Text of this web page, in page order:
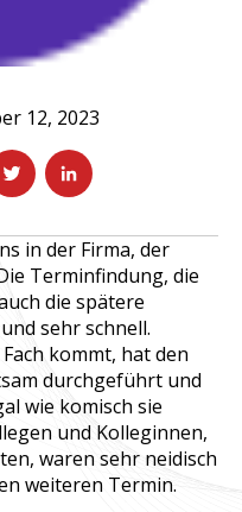
12, 2023
k
e
I
n
in der Firma, der
Terminfindung, die
die spätere
sehr schnell.
kommt, hat den
durchgeführt und
wie komisch sie
und Kolleginnen,
waren sehr neidisch
weiteren Termin.